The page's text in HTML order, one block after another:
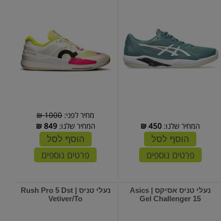
המחיר שלנו: 450
₪
הוסף לסל
פרטים נוספים
מחיר לפני:1000 ₪
המחיר שלנו:849
₪
הוסף לסל
פרטים נוספים
נעלי טניס אסיקס | Asics
Gel Challenger 15
נעלי טניס | Rush Pro 5 Dst
Vetiver/To